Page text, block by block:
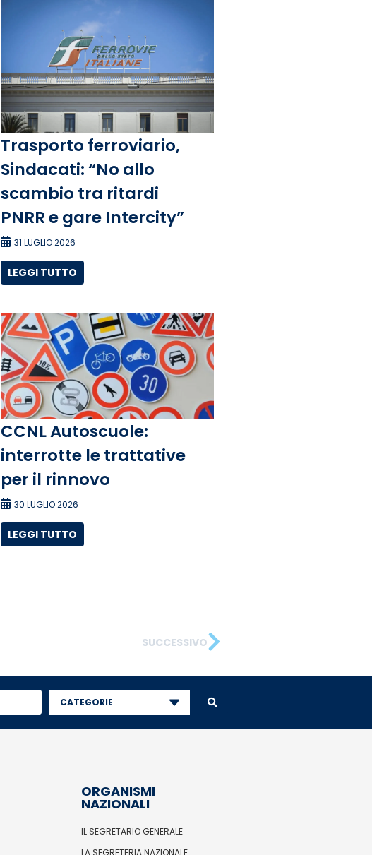
Trasporto ferroviario,
Sindacati: “No allo
scambio tra ritardi
PNRR e gare Intercity”
31 LUGLIO 2026
LEGGI TUTTO
CCNL Autoscuole:
interrotte le trattative
per il rinnovo
30 LUGLIO 2026
LEGGI TUTTO
SUCCESSIVO
CATEGORIE
ORGANISMI
NAZIONALI
IL SEGRETARIO GENERALE